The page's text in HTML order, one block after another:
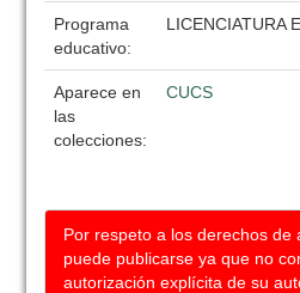
Programa
educativo:
LICENCIATURA
Aparece en
las
colecciones:
CUCS
Por respeto a los derechos de
puede publicarse ya que no
autorización explícita de su